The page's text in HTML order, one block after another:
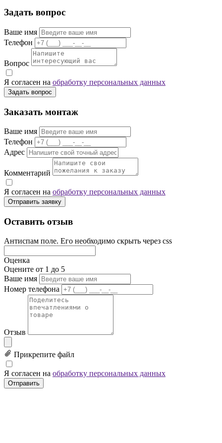
Задать вопрос
Ваше имя
Телефон
Вопрос
Я согласен на обработку персональных данных
Задать вопрос
Заказать монтаж
Ваше имя
Телефон
Адрес
Комментарий
Я согласен на обработку персональных данных
Отправить заявку
Оставить отзыв
Антиспам поле. Его необходимо скрыть через css
Оценка
Оцените от 1 до 5
Ваше имя
Номер телефона
Отзыв
Прикрепите файл
Я согласен на обработку персональных данных